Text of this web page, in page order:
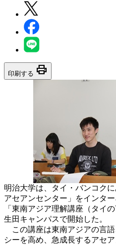
印刷する print
明治大学は、タイ・バンコク
アセアンセンター」をインタ
「東南アジア理解講座（タイ
生田キャンパスで開始した。
この講座は東南アジアの言
シーを高め、急成長するアセ